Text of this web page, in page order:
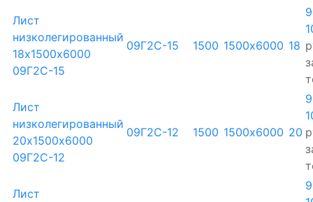
Лист
низколегированный
18х1500х6000
09Г2С-15
09Г2С-15 1500 1500х6000 18
Лист
низколегированный
20х1500х6000
09Г2С-12
09Г2С-12 1500 1500х6000 20
Лист